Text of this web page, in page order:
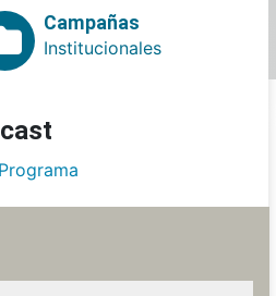
Campañas
Institucionales